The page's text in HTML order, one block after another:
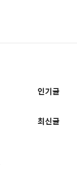
추
정
인기글
최신글